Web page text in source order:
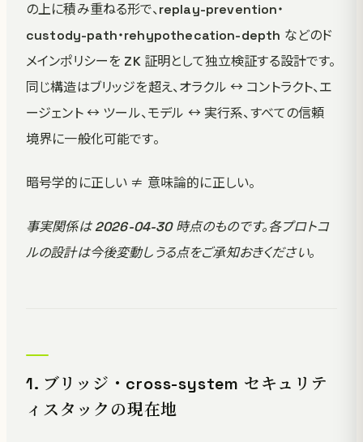
の上に積み重ねる形で、replay-prevention・
custody-path・rehypothecation-depth などのド
メインポリシーを ZK 証明として独立検証する設計です。
同じ構造はブリッジを超え、オラクル ↔ コントラクト、エ
ージェント ↔ ツール、モデル ↔ 実行系、すべての信頼
境界に一般化可能です。
暗号学的に正しい ≠ 意味論的に正しい。
事実関係は 2026-04-30 時点のものです。各プロトコ
ルの設計は今後変動しうる点をご承知おきください。
1. ブリッジ・cross-system セキュリテ
ィスタックの現在地